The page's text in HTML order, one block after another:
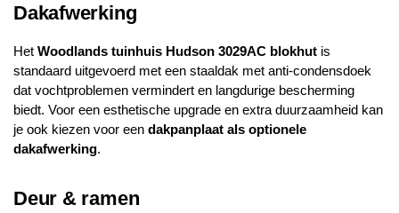
Dakafwerking
Het Woodlands tuinhuis Hudson 3029AC blokhut is
standaard uitgevoerd met een staaldak met anti-condensdoek
dat vochtproblemen vermindert en langdurige bescherming
biedt. Voor een esthetische upgrade en extra duurzaamheid kan
je ook kiezen voor een dakpanplaat als optionele
dakafwerking.
Deur & ramen